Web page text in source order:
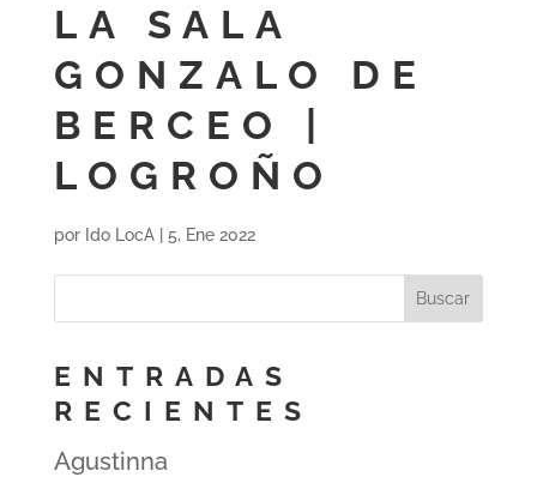
LA SALA
GONZALO DE
BERCEO |
LOGROÑO
por Ido LocA| 5, Ene 2022
ENTRADAS
RECIENTES
Agustinna